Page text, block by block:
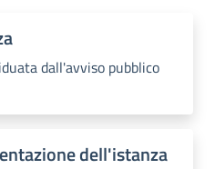
dall'avviso pubblico
dell'istanza